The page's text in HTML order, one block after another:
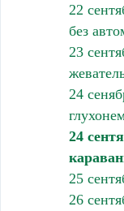
22
без
23
24
24
25
26